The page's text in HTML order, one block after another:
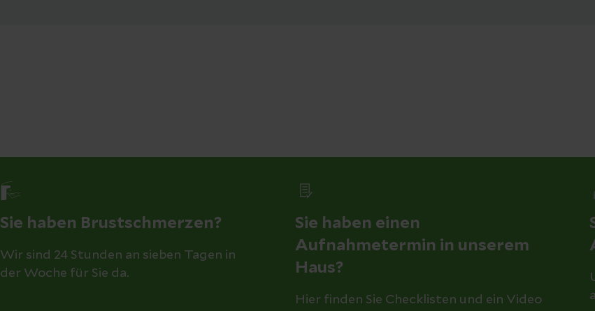
Sie haben Brustschmerzen?
Wir sind 24 Stunden an sieben Tagen in
der Woche für Sie da.
Sie haben einen
Aufnahmetermin in unserem
Haus?
Hier finden Sie Checklisten und ein Video